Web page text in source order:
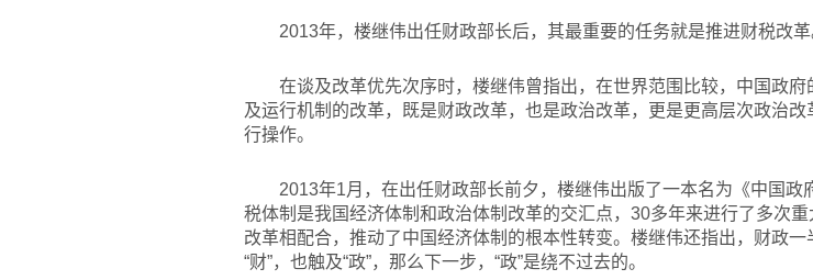
2013年，楼继伟出任财政部长后，其最重要的任务就是推进财税改革
在谈及改革优先次序时，楼继伟曾指出，在世界范围比较，中国政
及运行机制的改革，既是财政改革，也是政治改革，更是更高层次政治
行操作。
2013年1月，在出任财政部长前夕，楼继伟出版了一本名为《中国
税体制是我国经济体制和政治体制改革的交汇点，30多年来进行了多次
改革相配合，推动了中国经济体制的根本性转变。楼继伟还指出，财政一
“财”，也触及“政”，那么下一步，“政”是绕不过去的。